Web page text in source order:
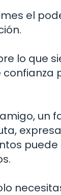
el
lo que
confianza
un